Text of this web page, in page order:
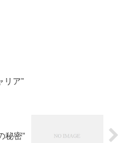
リア”
秘密”